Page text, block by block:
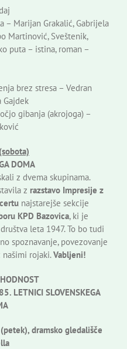
– Marijan Grakalić, Gabrijela
Martinović, Sveštenik,
puta – istina, roman –
brez stresa – Vedran
Gajdek
gibanja (akrojoga) –
DOMA
z dvema skupinama.
z razstavo Impresije z
najstarejše sekcije
KPD Bazovica, ki je
leta 1947. To bo tudi
spoznavanje, povezovanje
rojaki.Vabljeni!
LETNICI SLOVENSKEGA
dramsko gledališče